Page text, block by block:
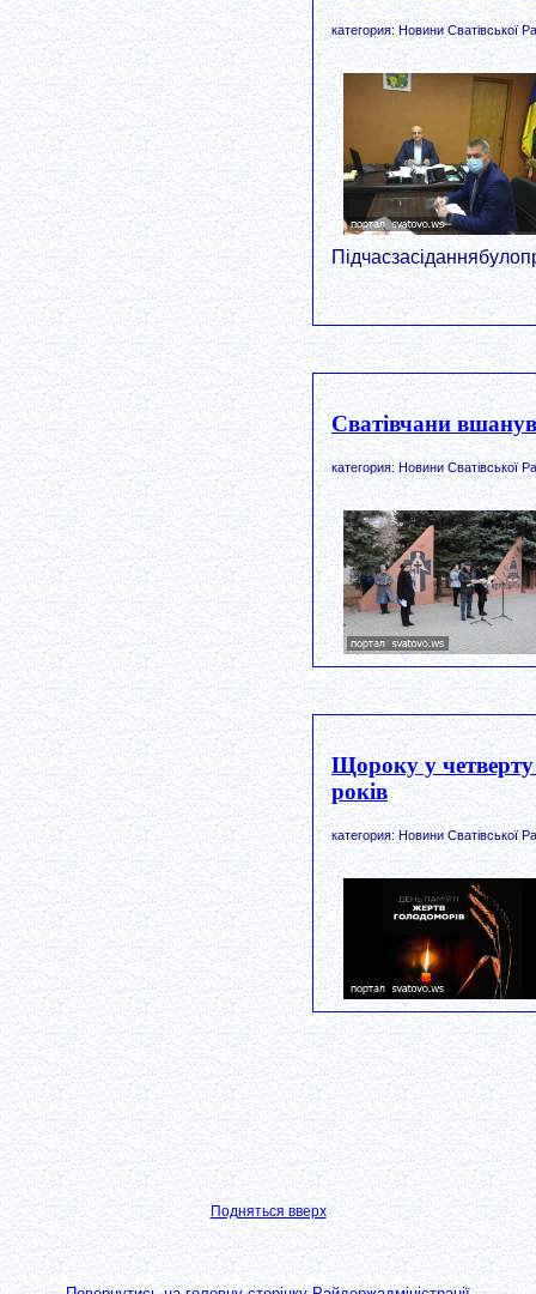
категория: Новини Сватівської
Сватівчани
категория: Новини Сватівської
Щороку у четверту
років
категория: Новини Сватівської
Подняться вверх